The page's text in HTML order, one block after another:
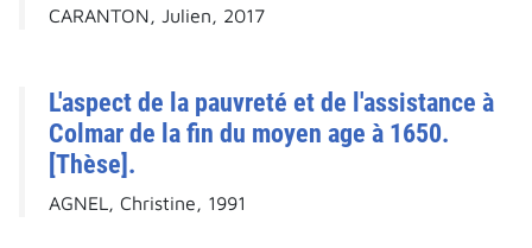
CARANTON, Julien, 2017
L'aspect de la pauvreté et de l'assistance à
Colmar de la fin du moyen age à 1650.
[Thèse].
AGNEL, Christine, 1991